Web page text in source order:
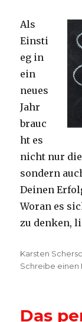
Als
Einsti
eg in
ein
neues
Jahr
brauc
ht es
nicht nur die
sondern
Deinen
Woran es
zu denken,
Autor
Karsten
Schreibe einen
Das